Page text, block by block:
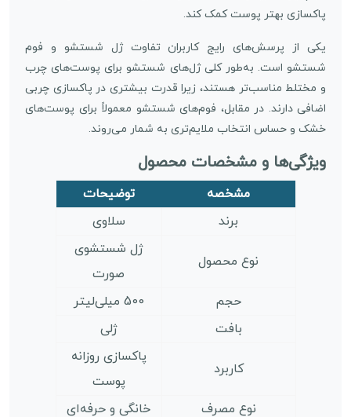
پاکسازی بهتر پوست کمک کند.
یکی از پرسش‌های رایج کاربران تفاوت ژل شستشو و فوم
شستشو است. به‌طور کلی ژل‌های شستشو برای پوست‌های چرب
و مختلط مناسب‌تر هستند، زیرا قدرت بیشتری در پاکسازی چربی
اضافی دارند. در مقابل، فوم‌های شستشو معمولاً برای پوست‌های
خشک و حساس انتخاب ملایم‌تری به شمار می‌روند.
ویژگی‌ها و مشخصات محصول
مشخصه
توضیحات
برند
سلاوی
نوع محصول
ژل شستشوی
صورت
حجم
500 میلی‌لیتر
بافت
ژلی
کاربرد
پاکسازی روزانه
پوست
نوع مصرف
خانگی و حرفه‌ای